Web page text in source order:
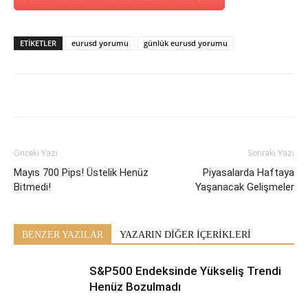
ETİKETLER eurusd yorumu günlük eurusd yorumu
Önceki Yazı
Mayıs 700 Pips! Üstelik Henüz
Bitmedi!
Sonraki Yazı
Piyasalarda Haftaya
Yaşanacak Gelişmeler
BENZER YAZILAR YAZARIN DİĞER İÇERİKLERİ
S&P500 Endeksinde Yükseliş Trendi
Henüz Bozulmadı